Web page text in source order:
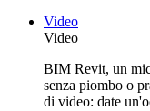
Video
Video
BIM Revit, un
senza piombo o
di video: date